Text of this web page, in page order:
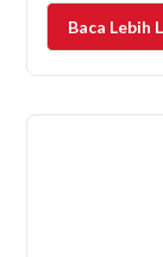
Indonesia
Kalau kabar
Baca Lebih